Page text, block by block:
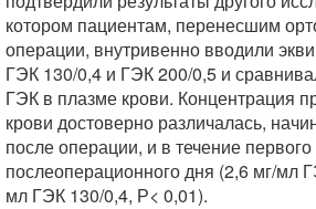
котором пациентам, перенесшим
операции, внутривенно вводили
ГЭК 130/0,4 и ГЭК 200/0,5 и
ГЭК в плазме крови. Концентрация
крови достоверно различалась,
после операции, и в течение первого
послеоперационного дня (2,6 мг/мл
мл ГЭК 130/0,4, Р< 0,01).